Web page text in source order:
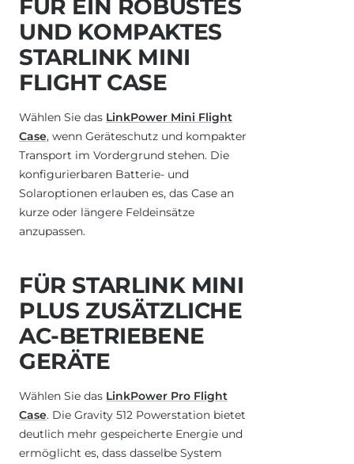
FÜR EIN ROBUSTES
UND KOMPAKTES
STARLINK MINI
FLIGHT CASE
Wählen Sie das LinkPower Mini Flight
Case, wenn Geräteschutz und kompakter
Transport im Vordergrund stehen. Die
konfigurierbaren Batterie- und
Solaroptionen erlauben es, das Case an
kurze oder längere Feldeinsätze
anzupassen.
FÜR STARLINK MINI
PLUS ZUSÄTZLICHE
AC-BETRIEBENE
GERÄTE
Wählen Sie das LinkPower Pro Flight
Case. Die Gravity 512 Powerstation bietet
deutlich mehr gespeicherte Energie und
ermöglicht es, dass dasselbe System